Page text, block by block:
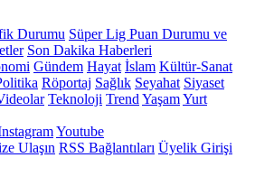
Durumu Süper Lig Puan Durumu ve
Son Dakika Haberleri
Gündem Hayat İslam Kültür-Sanat
Röportaj Sağlık Seyahat Siyaset
Teknoloji Trend YaşamYurt
Youtube
Ulaşın RSS Bağlantıları Üyelik Girişi